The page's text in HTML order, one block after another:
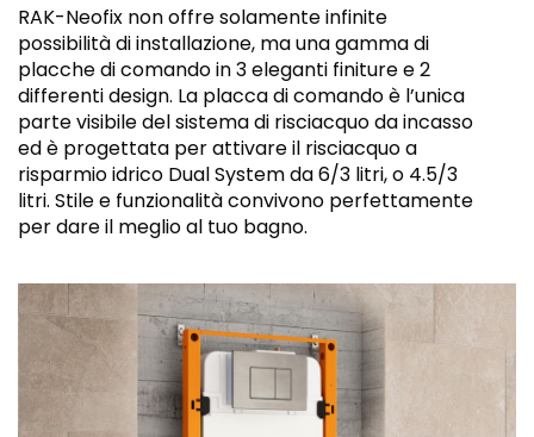
RAK-Neofix non offre solamente infinite
possibilità di installazione, ma una gamma di
placche di comando in 3 eleganti finiture e 2
differenti design. La placca di comando è l’unica
parte visibile del sistema di risciacquo da incasso
ed è progettata per attivare il risciacquo a
risparmio idrico Dual System da 6/3 litri, o 4.5/3
litri. Stile e funzionalità convivono perfettamente
per dare il meglio al tuo bagno.